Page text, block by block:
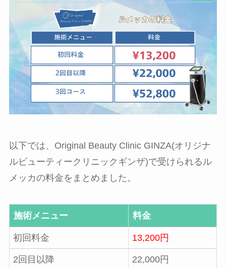
以下では、Original Beauty Clinic GINZA(オリジナ
ルビューティークリニックギンザ)で受けられるル
メッカの料金をまとめました。
施術メニュー 料金
初回料金 13,200円
2回目以降 22,000円